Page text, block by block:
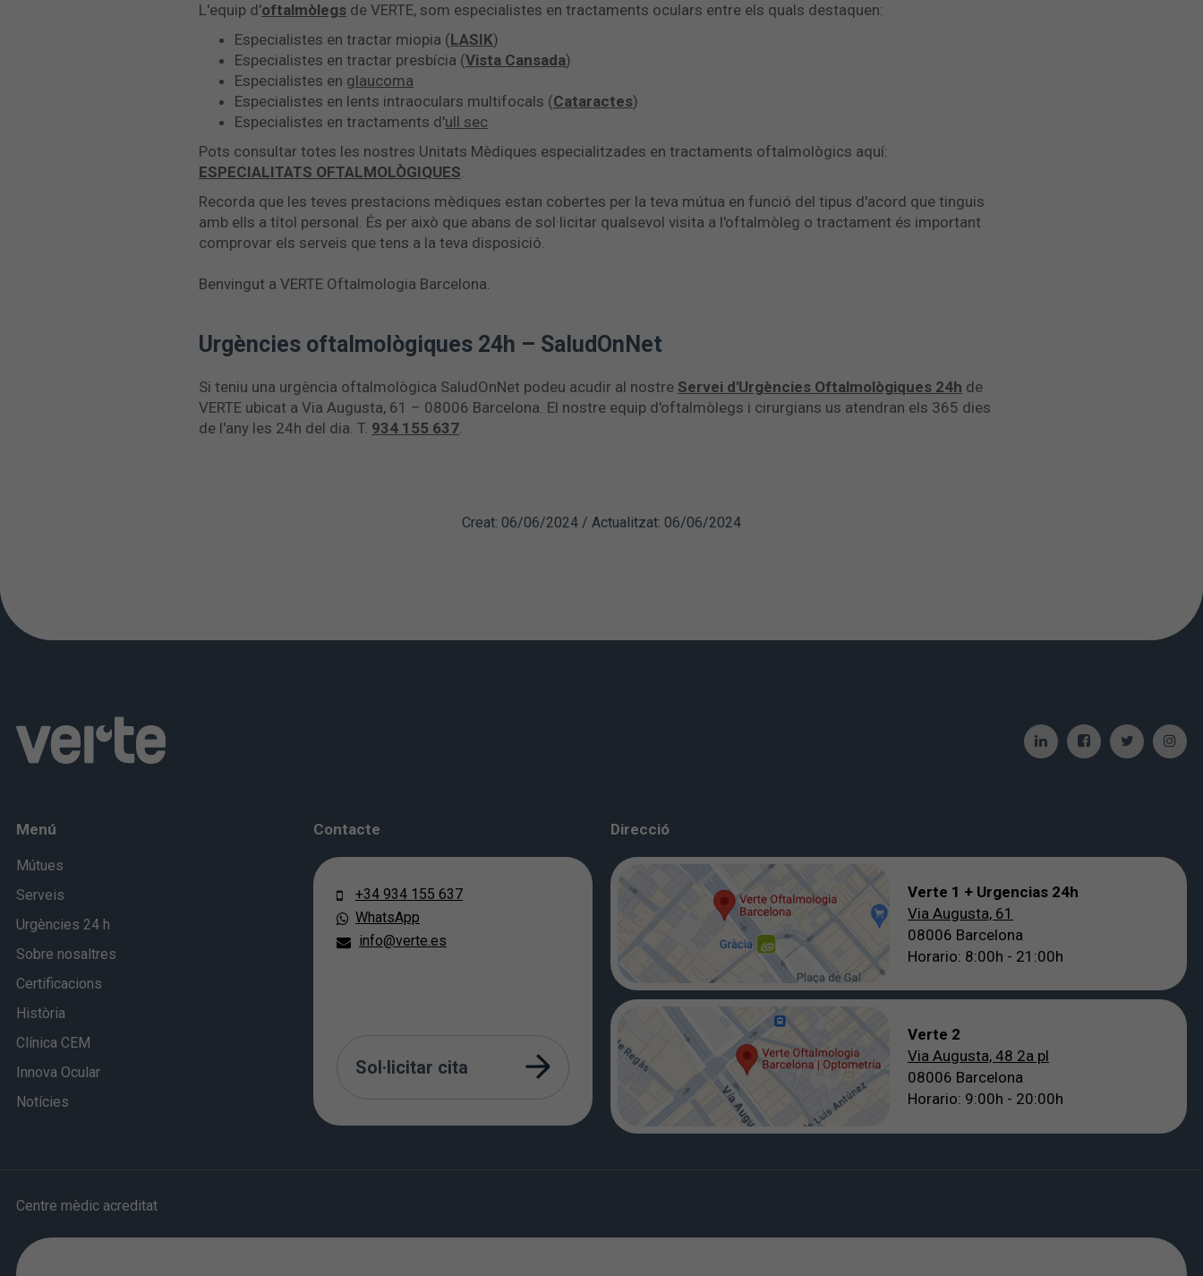
L'equip d'oftalmòlegs de VERTE, som especialistes en tractaments oculars entre els quals destaquen:
Especialistes en tractar miopia (LASIK)
Especialistes en tractar presbícia (Vista Cansada)
Especialistes en glaucoma
Especialistes en lents intraoculars multifocals (Cataractes)
Especialistes en tractaments d'ull sec
Pots consultar totes les nostres Unitats Mèdiques especialitzades en tractaments oftalmològics aquí:
ESPECIALITATS OFTALMOLÒGIQUES.
Recorda que les teves prestacions mèdiques estan cobertes per la teva mútua en funció del tipus d'acord que tinguis
amb ells a títol personal. És per això que abans de sol·licitar qualsevol visita a l'oftalmòleg o tractament és important
comprovar els serveis que tens a la teva disposició.
Benvingut a VERTE Oftalmologia Barcelona.
Urgències oftalmològiques 24h – SaludOnNet
Si teniu una urgència oftalmològica SaludOnNet podeu acudir al nostre Servei d'Urgències Oftalmològiques 24h de
VERTE ubicat a Via Augusta, 61 – 08006 Barcelona. El nostre equip d'oftalmòlegs i cirurgians us atendran els 365 dies
de l'any les 24h del dia. T. 934 155 637.
Creat: 06/06/2024 / Actualitzat: 06/06/2024
Menú
Mútues
Serveis
Urgències 24 h
Sobre nosaltres
Certificacions
Història
Clínica CEM
Innova Ocular
Notícies
Contacte
+34 934 155 637
WhatsApp
info@verte.es
Sol·licitar cita
Direcció
Verte 1 + Urgencias 24h
Via Augusta, 61
08006 Barcelona
Horario: 8:00h - 21:00h
Verte 2
Via Augusta, 48 2a pl
08006 Barcelona
Horario: 9:00h - 20:00h
Centre mèdic acreditat